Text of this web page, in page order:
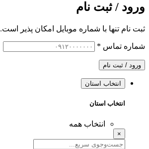
ورود / ثبت نام
ثبت نام تنها با شماره موبایل امکان پذیر است.
شماره تماس *
ورود / ثبت نام
انتخاب استان
انتخاب استان
انتخاب همه
×